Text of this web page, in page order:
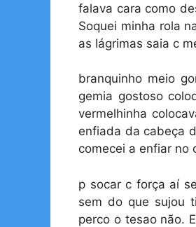
falava cara como
Soquei minha rola
as lágrimas saia c
branquinho meio
gemia gostoso
vermelhinha
enfiada da cabeça
comecei a enfiar no
p socar c força aí
sem do que sujou
perco o tesao não.